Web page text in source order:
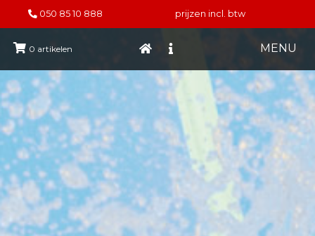
050 85 10 888 prijzen incl. btw
0 artikelen MENU